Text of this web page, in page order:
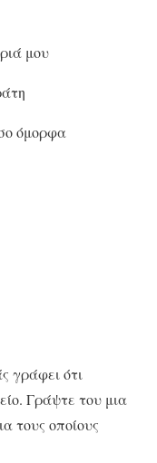
μου
όμορφα
γράφει ότι
Γράψτε του μια
τους οποίους